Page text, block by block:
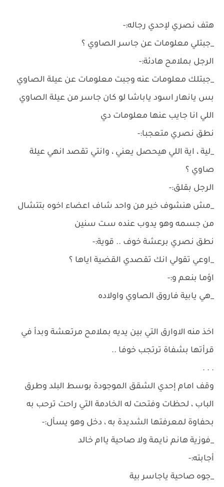
هتف نصري لإحدي رجاله:-
_جبتلي معلومات عن جاسر الصاوي ؟
الرجل بملامح هادئة:-
_جبتلك معلومات عنه وجبت معلومات عن عيلة الصاوي
بس يانهار اسود ياباشا لو كان جاسر من عيلة الصاوي
اللي انا جايب عنها معلومات دي
نطق نصري متعجبا:-
_لية ، اية اللي هيحصل يعني ، وانتي تقصد انهي عيلة
صاوي ؟
الرجل بقلق:-
_مش هنشوف خير من واحد شاف اعضاء اخوه بتتشال
من جسمه وهو يدوب عنده سـت سنين
نطق نصري برعشة خوف .. قوية:-
_اوعي تقولي انك تقصدي القضية اياها ؟
اؤما بنعم و:-
_هي يابية فاروق الصاوي واولاده
اخذ منه الاوارق التي بين يديه بملامح مرتعشة وبدأ في
قرأتها بشفاة ترتجب خوفا ..
. . .
وقف امام إحدي الشقق الموجودة بوسط البلد وطرق
الباب ، لحظات وفتحت له الخادمة التي راحت ترحب به
بحفاوة لمعرفتها الشديدة به ، دخل وهو يسأل:-
_فوزية هانم نايمة ولا صاحية ياام خالد
أجابته:-
_جوه صاحية ياجاسر بية